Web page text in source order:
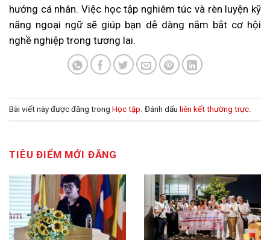
hướng cá nhân. Việc học tập nghiêm túc và rèn luyện kỹ
năng ngoại ngữ sẽ giúp bạn dễ dàng nắm bắt cơ hội
nghề nghiệp trong tương lai.
Bài viết này được đăng trong Học tập. Đánh dấu liên kết thường trực.
TIÊU ĐIỂM MỚI ĐĂNG